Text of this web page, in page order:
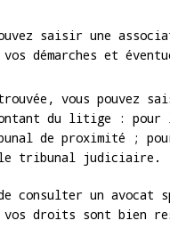
saisir une
démarches et
vous pouvez
montant du litige :
de proximité ;
le tribunal judiciaire.
consulter un avocat
vos droits sont bien